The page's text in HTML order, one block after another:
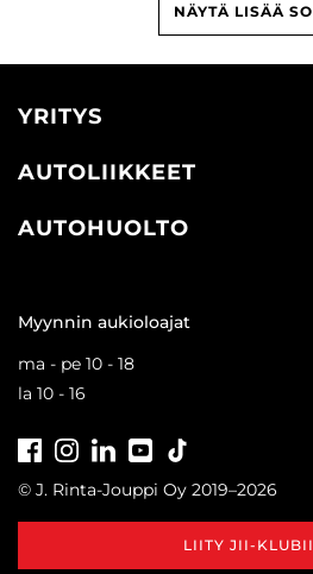
NÄYTÄ LISÄÄ
YRITYS
AUTOLIIKKEET
AUTOHUOLTO
Myynnin aukioloajat
ma - pe 10 - 18
la 10 - 16
FacebookInstagramLinkedInYoutube
© J. Rinta-Jouppi Oy 2019–2026
LIITY JII-